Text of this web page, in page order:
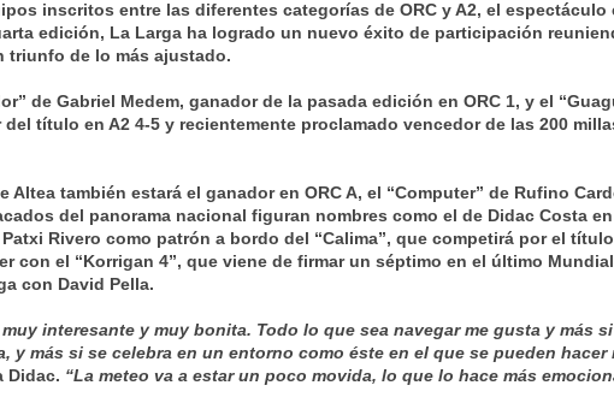
inscritos entre las diferentes categorías de ORC y A2, el espectáculo
edición, La Larga ha logrado un nuevo éxito de participación
triunfo de lo más ajustado.
de Gabriel Medem, ganador de la pasada edición en ORC 1, y el
del título en A2 4-5 y recientemente proclamado vencedor de las 200
Altea también estará el ganador en ORC A, el “Computer” de Rufino
del panorama nacional figuran nombres como el de Didac Costa en
Patxi Rivero como patrón a bordo del “Calima”, que competirá por el
con el “Korrigan 4”, que viene de firmar un séptimo en el último
con David Pella.
muy interesante y muy bonita. Todo lo que sea navegar me gusta y más
y más si se celebra en un entorno como éste en el que se pueden hacer
Didac. “La meteo va a estar un poco movida, lo que lo hace más